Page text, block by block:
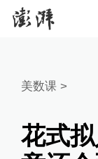
美数课>
花式